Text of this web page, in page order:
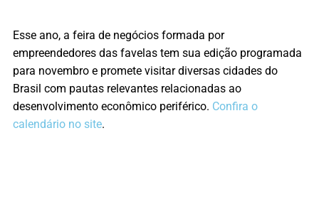
Esse ano, a feira de negócios formada por
empreendedores das favelas tem sua edição programada
para novembro e promete visitar diversas cidades do
Brasil com pautas relevantes relacionadas ao
desenvolvimento econômico periférico. Confira o
calendário no site.